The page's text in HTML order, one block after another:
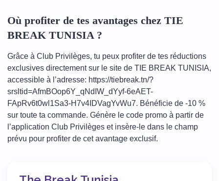
Où profiter de tes avantages chez TIE
BREAK TUNISIA ?
Grâce à Club Privilèges, tu peux profiter de tes réductions
exclusives directement sur le site de TIE BREAK TUNISIA,
accessible à l’adresse: https://tiebreak.tn/?
srsltid=AfmBOop6Y_qNdIW_dYyf-6eAET-
FApRv6t0wl1Sa3-H7v4IDVagYvWu7. Bénéficie de -10 %
sur toute ta commande. Génère le code promo à partir de
l’application Club Privilèges et insère-le dans le champ
prévu pour profiter de cet avantage exclusif.